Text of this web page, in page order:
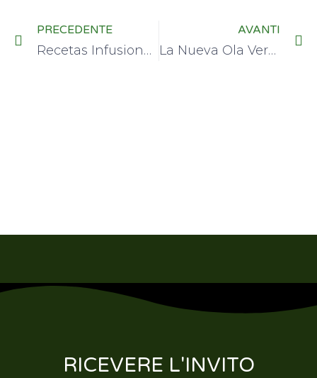
PRECEDENTE
Recetas Infusionadas: Cucinare con la Cannabis senza errori
AVANTI
La Nueva Ola Verde: L'industria della cannabis e i rischi della sua commercializzazione
RICEVERE L'INVITO